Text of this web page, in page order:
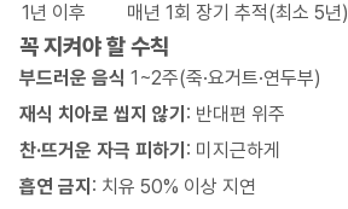
1년 이후
매년 1회 장기 추적(최소 5년)
꼭 지켜야 할 수칙
부드러운 음식 1~2주(죽·요거트·연두부)
재식 치아로 씹지 않기 : 반대편 위주
찬·뜨거운 자극 피하기 : 미지근하게
흡연 금지 : 치유 50% 이상 지연